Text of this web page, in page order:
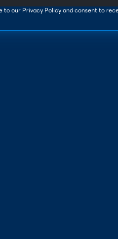
to our Privacy Policy and consent to